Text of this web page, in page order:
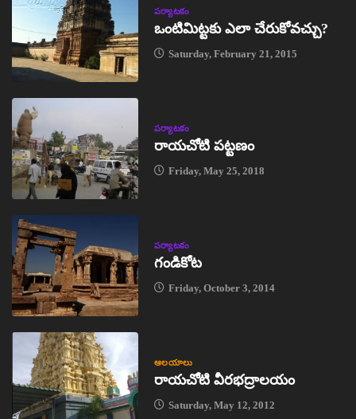
పర్యాటకం
ఒంటిమిట్టకు ఎలా చేరుకోవచ్చు?
Saturday, February 21, 2015
పర్యాటకం
రాయచోటి పట్టణం
Friday, May 25, 2018
పర్యాటకం
గండికోట
Friday, October 3, 2014
ఆలయాలు
రాయచోటి వీరభద్రాలయం
Saturday, May 12, 2012